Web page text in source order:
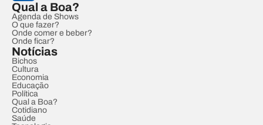
Qual a Boa?
Agenda de Shows
O que fazer?
Onde comer e beber?
Onde ficar?
Notícias
Bichos
Cultura
Economia
Educação
Política
Qual a Boa?
Cotidiano
Saúde